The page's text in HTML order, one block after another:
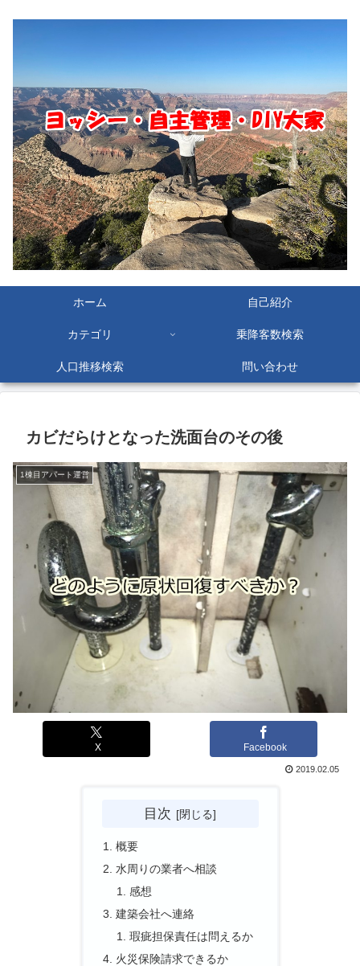
ホーム 自己紹介
カテゴリ 乗降客数検索
人口推移検索 問い合わせ
カビだらけとなった洗面台のその後
1棟目アパート運営
X Facebook
2019.02.05
目次
概要
水周りの業者へ相談
感想
建築会社へ連絡
瑕疵担保責任は問えるか
火災保険請求できるか